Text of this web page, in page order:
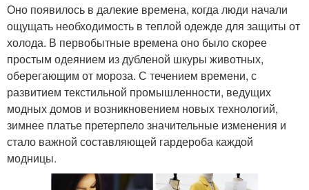
Оно появилось в далекие времена, когда люди начали
ощущать необходимость в теплой одежде для защиты от
холода. В первобытные времена оно было скорее
простым одеянием из дубленой шкуры животных,
оберегающим от мороза. С течением времени, с
развитием текстильной промышленности, ведущих
модных домов и возникновением новых технологий,
зимнее платье претерпело значительные изменения и
стало важной составляющей гардероба каждой
модницы.